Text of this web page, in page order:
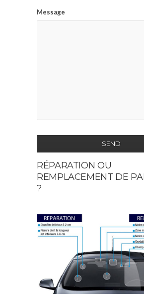
Message
SEND
This
field
should
left
blank
RÉPARATION OU
REMPLACEMENT DE
?